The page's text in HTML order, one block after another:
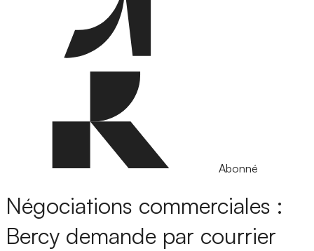
Abonné
Négociations commerciales :
Bercy demande par courrier